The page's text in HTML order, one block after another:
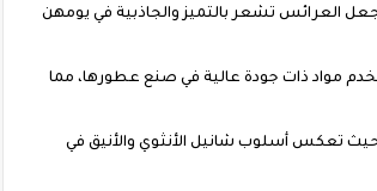
تجعل العرائس تشعر بالتميز والجاذبية في يومهن
مواد ذات جودة عالية في صنع عطورها، مما
حيث تعكس أسلوب شانيل الأنثوي والأنيق في